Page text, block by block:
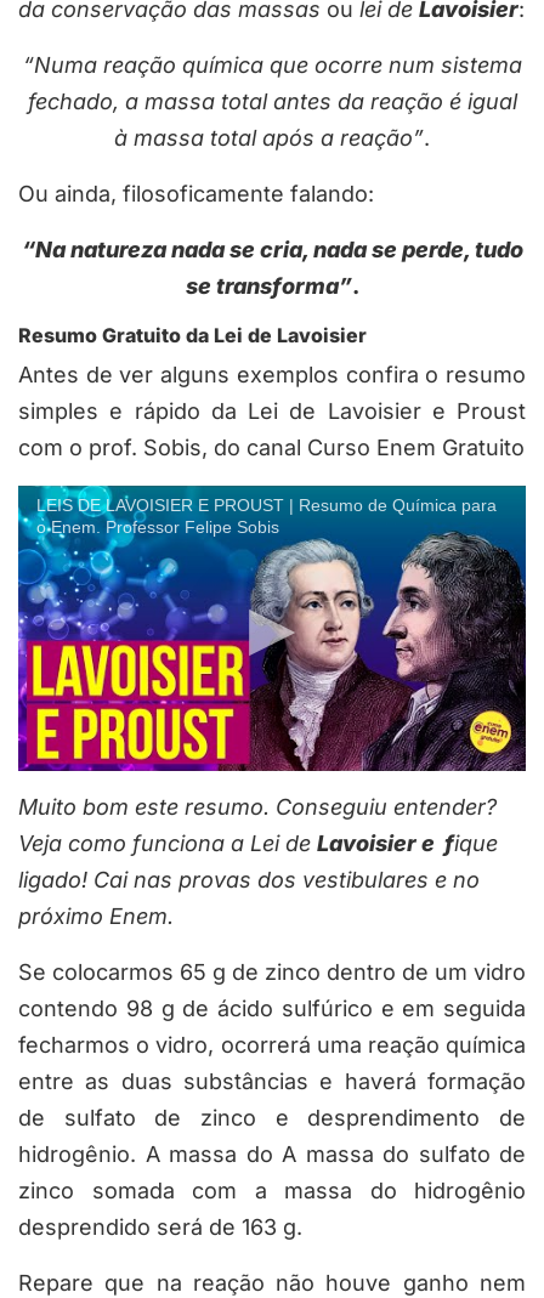
da conservação das massas ou lei de Lavoisier:
“Numa reação química que ocorre num sistema
fechado, a massa total antes da reação é igual
à massa total após a reação”.
Ou ainda, filosoficamente falando:
“Na natureza nada se cria, nada se perde, tudo
se transforma”.
Resumo Gratuito da Lei de Lavoisier
Antes de ver alguns exemplos confira o resumo
simples e rápido da Lei de Lavoisier e Proust
com o prof. Sobis, do canal Curso Enem Gratuito
LEIS DE LAVOISIER E PROUST | Resumo de Química para
o Enem. Professor Felipe Sobis
Muito bom este resumo. Conseguiu entender?
Veja como funciona a Lei de Lavoisier e fique
ligado! Cai nas provas dos vestibulares e no
próximo Enem.
Se colocarmos 65 g de zinco dentro de um vidro
contendo 98 g de ácido sulfúrico e em seguida
fecharmos o vidro, ocorrerá uma reação química
entre as duas substâncias e haverá formação
de sulfato de zinco e desprendimento de
hidrogênio. A massa do A massa do sulfato de
zinco somada com a massa do hidrogênio
desprendido será de 163 g.
Repare que na reação não houve ganho nem